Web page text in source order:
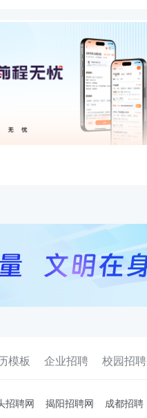
模板 企业招聘 校园招聘
招聘网 揭阳招聘网 成都招聘